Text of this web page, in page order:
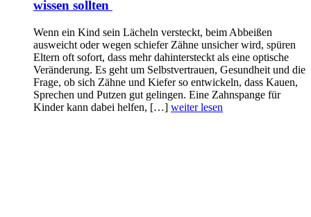
wissen sollten
Wenn ein Kind sein Lächeln versteckt, beim Abbeißen
ausweicht oder wegen schiefer Zähne unsicher wird, spüren
Eltern oft sofort, dass mehr dahintersteckt als eine optische
Veränderung. Es geht um Selbstvertrauen, Gesundheit und die
Frage, ob sich Zähne und Kiefer so entwickeln, dass Kauen,
Sprechen und Putzen gut gelingen. Eine Zahnspange für
Kinder kann dabei helfen, […] weiter lesen